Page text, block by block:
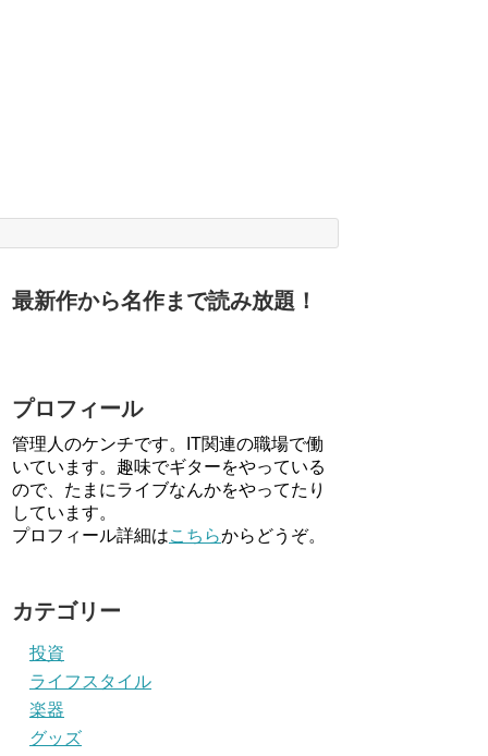
最新作から名作まで読み放題！
プロフィール
管理人のケンチです。IT関連の職場で働
いています。趣味でギターをやっている
ので、たまにライブなんかをやってたり
しています。
プロフィール詳細はこちらからどうぞ。
カテゴリー
投資
ライフスタイル
楽器
グッズ